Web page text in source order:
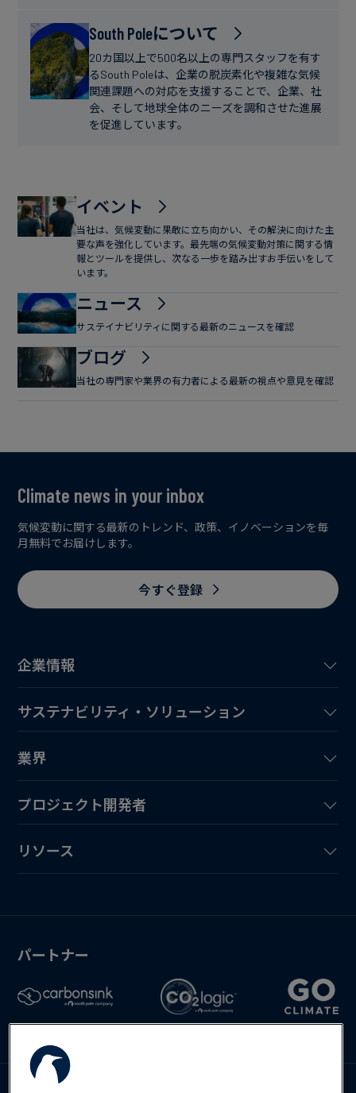
フ
ァ
イ
ナ
ン
ー
ス
South Poleについて
20カ国以上で500名以上の専門スタッフを有す
るSouth Poleは、企業の脱炭素化や複雑な気候
関連課題への対応を支援することで、企業、社
会、そして地球全体のニーズを調和させた進展
を促進しています。
イベント
当社は、気候変動に果敢に立ち向かい、その解決に向けた主
要な声を強化しています。最先端の気候変動対策に関する情
報とツールを提供し、次なる一歩を踏み出すお手伝いをして
います。
ニュース
サステイナビリティに関する最新のニュースを確認
ブログ
当社の専門家や業界の有力者による最新の視点や意見を確認
企業情報
サステナビリティ・ソリューション
業界
プロジェクト開発者
リソース
Climate news in your inbox
気候変動に関する最新のトレンド、政策、イノベーションを毎
月無料でお届けします。
今すぐ登録
パートナー